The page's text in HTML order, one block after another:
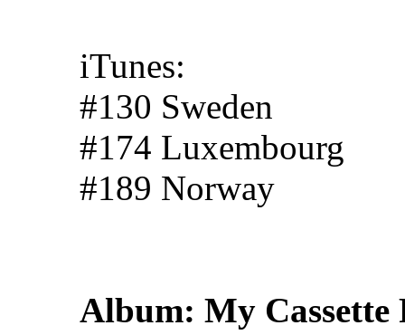
iTunes:
#130 Sweden
#174 Luxembourg
#189 Norway
Album: My Cassette